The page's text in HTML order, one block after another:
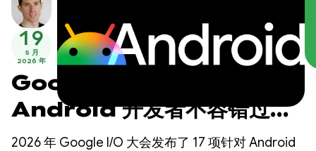
19
5 月
2026 年
Google I/O 大会：
Android 开发者不容错过的
17 件大事！
2026 年 Google I/O 大会发布了 17 项针对 Android